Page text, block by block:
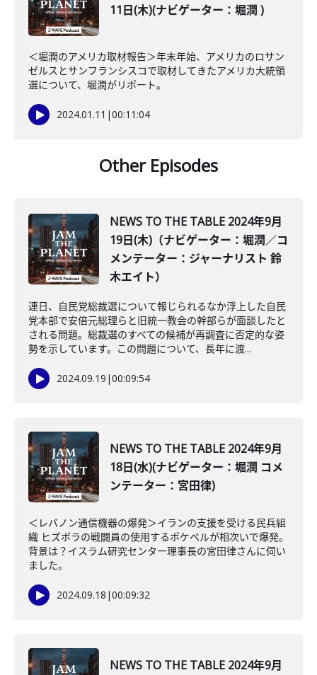
11日(木)(ナビゲーター：堀潤 )
＜堀潤のアメリカ取材報告＞年末年始、アメリカのロサン
ゼルスとサンフランシスコで取材してきたアメリカ大統領
選について、堀潤がリポート。
2024.01.11 |00:11:04
Other Episodes
NEWS TO THE TABLE 2024年9月
19日(木)（ナビゲーター：堀潤／コ
メンテーター：ジャーナリスト 鈴
木エイト）
連日、自民党総裁選について報じられるなか浮上した自民
党本部で安倍元総理らと旧統一教会の幹部らが面談したと
される問題。総裁選のすべての候補が再調査に否定的な姿
勢を示しています。この問題について、長年に渡...
2024.09.19 |00:09:54
NEWS TO THE TABLE 2024年9月
18日(水)(ナビゲーター：堀潤 コメ
ンテーター：宮田律)
＜レバノン通信機器の爆発＞イランの支援を受ける民兵組
織 ヒズボラの戦闘員の使用するポケベルが相次いで爆発。
背景は？イスラム研究センター理事長の宮田律さんに伺い
ました。
2024.09.18 |00:09:32
NEWS TO THE TABLE 2024年9月